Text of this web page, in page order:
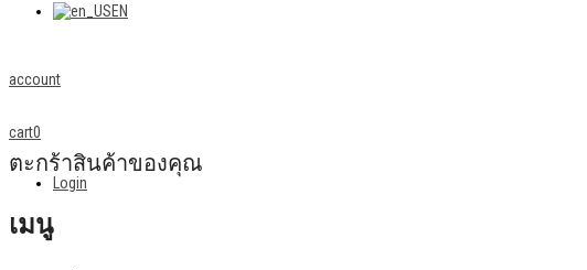
EN
account
Login
cart0
ตะกร้าสินค้าของคุณ
เมนู